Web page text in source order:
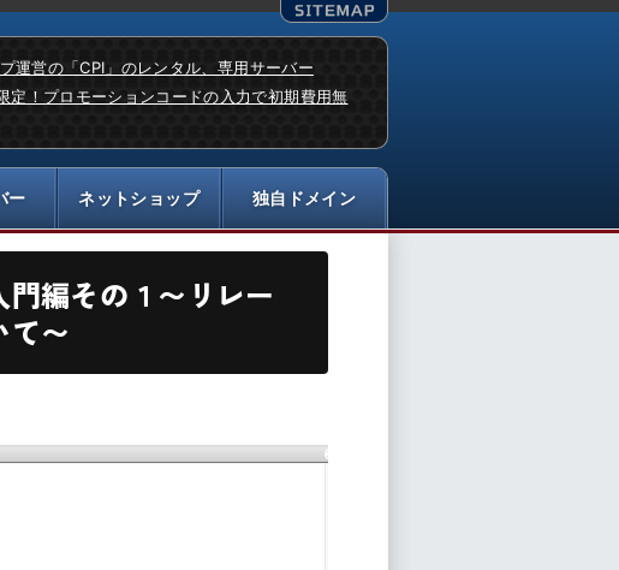
運営の「CPI」のレンタル、専用サーバー
定！プロモーションコードの入力で初期費用無
編その１〜リレー
て〜